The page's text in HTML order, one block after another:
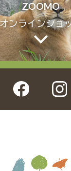
ZOOMO
ンラインショ